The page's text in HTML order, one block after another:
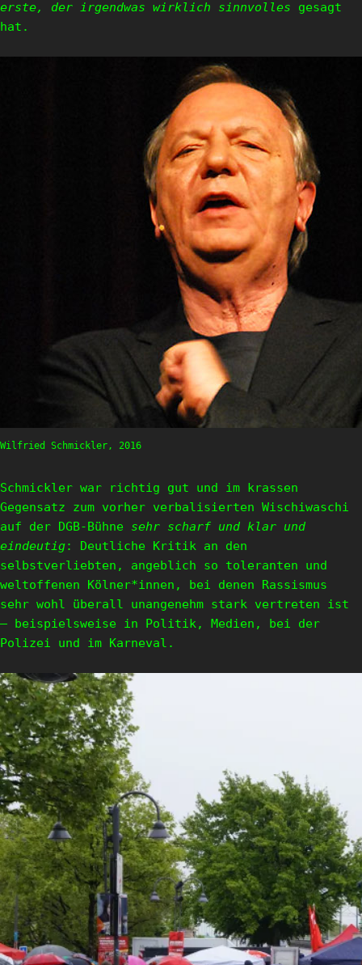
erste, der irgendwas wirklich sinnvolles gesagt
hat.
Wilfried Schmickler, 2016
Schmickler war richtig gut und im krassen
Gegensatz zum vorher verbalisierten Wischiwaschi
auf der DGB-Bühne sehr scharf und klar und
eindeutig: Deutliche Kritik an den
selbstverliebten, angeblich so toleranten und
weltoffenen Kölner*innen, bei denen Rassismus
sehr wohl überall unangenehm stark vertreten ist
– beispielsweise in Politik, Medien, bei der
Polizei und im Karneval.